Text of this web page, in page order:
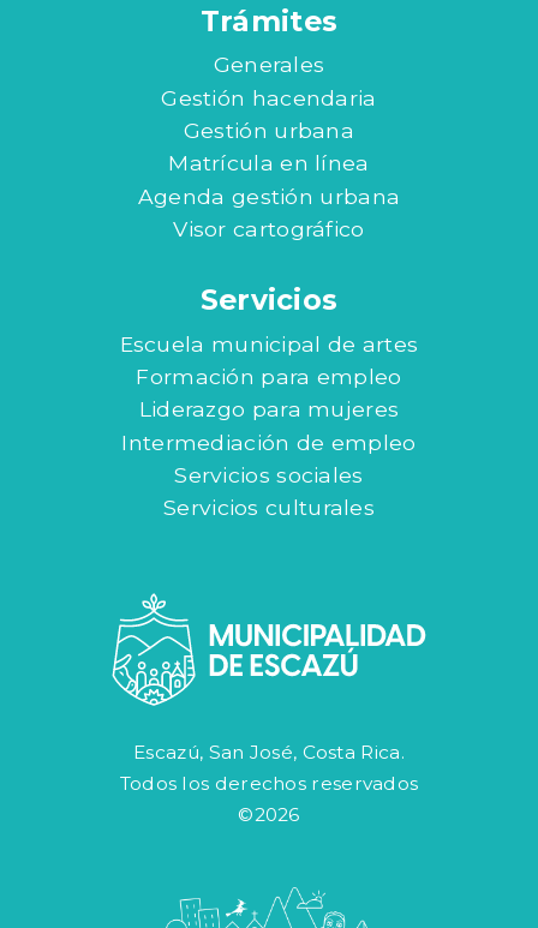
Trámites
Generales
Gestión hacendaria
Gestión urbana
Matrícula en línea
Agenda gestión urbana
Visor cartográfico
Servicios
Escuela municipal de artes
Formación para empleo
Liderazgo para mujeres
Intermediación de empleo
Servicios sociales
Servicios culturales
Escazú, San José, Costa Rica.
Todos los derechos reservados
©2026